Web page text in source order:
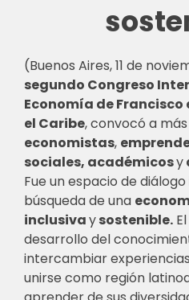
(Buenos Aires, 11 de
segundo Congreso
Economía de
el Caribe, convocó a
economistas,
sociales, académicosy
Fue un espacio de
búsqueda de una
inclusivaysostenible.
desarrollo del
intercambiar
unirse como región